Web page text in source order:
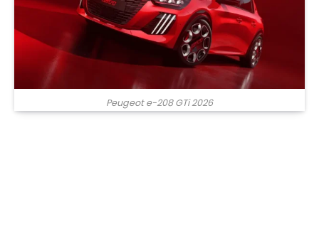
Peugeot e-208 GTi 2026